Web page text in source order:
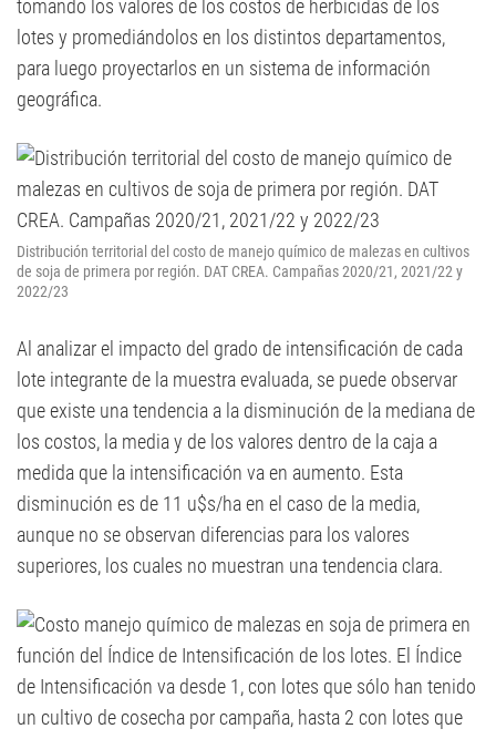
tomando los valores de los costos de herbicidas de los
lotes y promediándolos en los distintos departamentos,
para luego proyectarlos en un sistema de información
geográfica.
Distribución territorial del costo de manejo químico de malezas en cultivos
de soja de primera por región. DAT CREA. Campañas 2020/21, 2021/22 y
2022/23
Al analizar el impacto del grado de intensificación de cada
lote integrante de la muestra evaluada, se puede observar
que existe una tendencia a la disminución de la mediana de
los costos, la media y de los valores dentro de la caja a
medida que la intensificación va en aumento. Esta
disminución es de 11 u$s/ha en el caso de la media,
aunque no se observan diferencias para los valores
superiores, los cuales no muestran una tendencia clara.